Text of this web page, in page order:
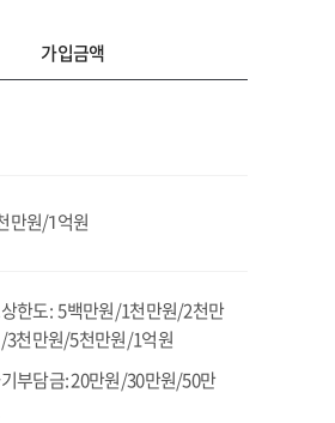
가입금액
만원/1억원
한도: 5백만원/1천만원/2천만
3천만원/5천만원/1억원
부담금: 20만원/30만원/50만